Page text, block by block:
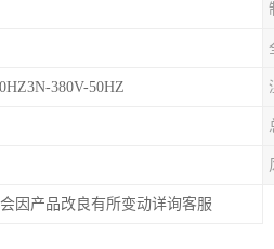
380V-50HZ
因产品改良有所变动详询客服